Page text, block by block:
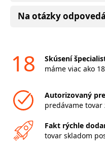
Na otázky
18
Skúsení
máme viac ako
Autorizovaný
predávame
Fakt rýchle
tovar skladom